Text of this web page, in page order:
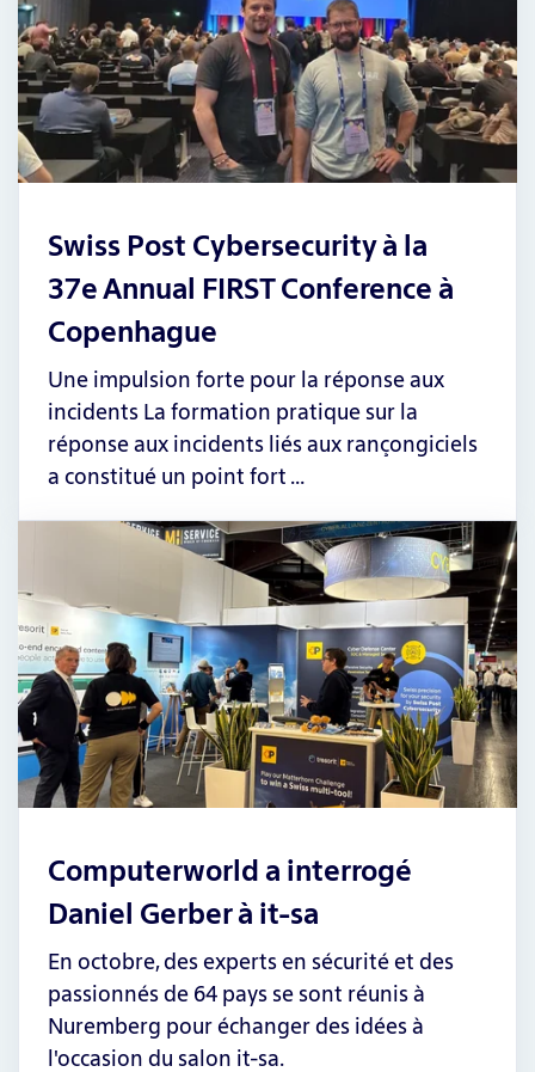
Swiss Post Cybersecurity à la
37e Annual FIRST Conference à
Copenhague
Une impulsion forte pour la réponse aux
incidents La formation pratique sur la
réponse aux incidents liés aux rançongiciels
a constitué un point fort …
Computerworld a interrogé
Daniel Gerber à it-sa
En octobre, des experts en sécurité et des
passionnés de 64 pays se sont réunis à
Nuremberg pour échanger des idées à
l'occasion du salon it-sa.